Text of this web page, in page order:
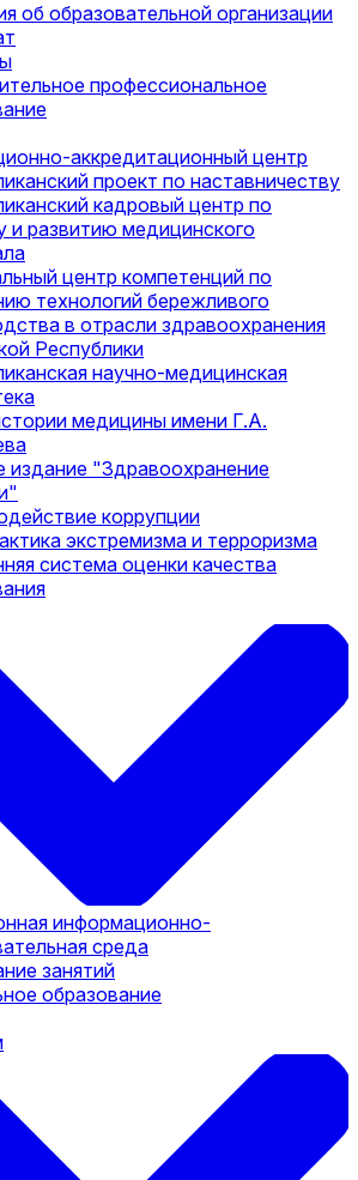
об образовательной организации
профессиональное
аккредитационный центр
проект по наставничеству
кадровый центр по
и развитию медицинского
центр компетенций по
технологий бережливого
в отрасли здравоохранения
Республики
научно-медицинская
медицины имени Г.А.
издание "Здравоохранение
коррупции
экстремизма и терроризма
система оценки качества
информационно-
среда
занятий
образование